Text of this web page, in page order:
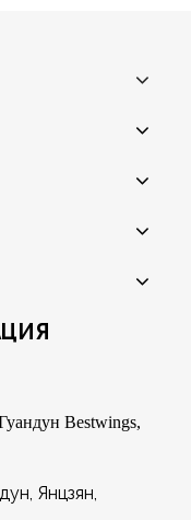
Bestwings,
Янцзян,